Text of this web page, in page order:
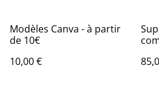
Modèles Canva - à partir
de 10€
10,00 €
85€